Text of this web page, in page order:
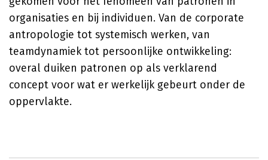
organisaties en bij individuen. Van de corporate
antropologie tot systemisch werken, van
teamdynamiek tot persoonlijke ontwikkeling:
overal duiken patronen op als verklarend
concept voor wat er werkelijk gebeurt onder de
oppervlakte.